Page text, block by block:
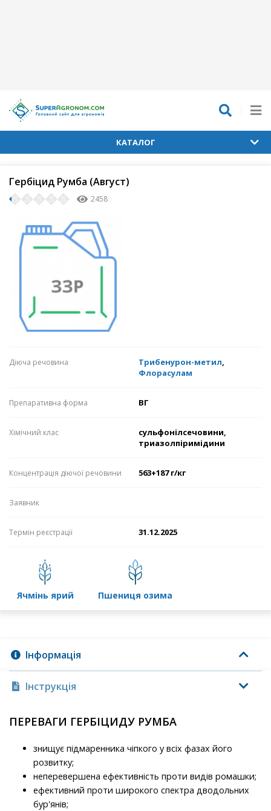
КАТАЛОГ
Гербіцид Румба (Август)
2458
Діюча речовина Трибенурон-метил,
Флорасулам
Препаративна форма ВГ
Хімічний клас
сульфонілсечовини,
триазолпіримідини
Концентрація діючої речовини 563+187 г/кг
Заявник
Термін реєстрації 31.12.2025
ячмінь ярий пшениця озима
Інформація
Інструкція
ПЕРЕВАГИ ГЕРБІЦИДУ РУМБА
знищує підмаренника чіпкого у всіх фазах його
розвитку;
неперевершена ефективність проти видів ромашки;
ефективний проти широкого спектра дводольних
бур'янів;